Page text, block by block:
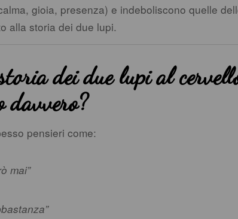
gioia, presenza) e indeboliscono quelle
alla storia dei due lupi.
dei due lupi al
davvero?
pensieri come:
mai”